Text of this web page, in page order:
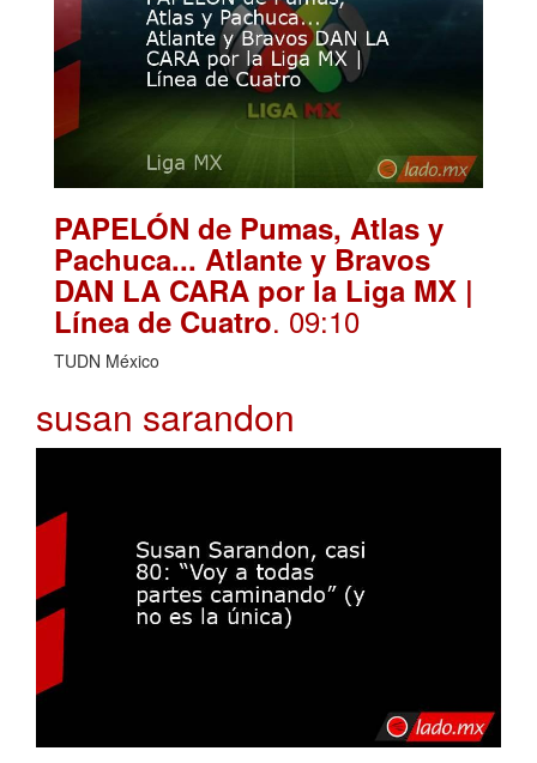
PAPELÓN de Pumas, Atlas y
Pachuca... Atlante y Bravos
DAN LA CARA por la Liga MX |
Línea de Cuatro. 09:10
TUDN México
susan sarandon